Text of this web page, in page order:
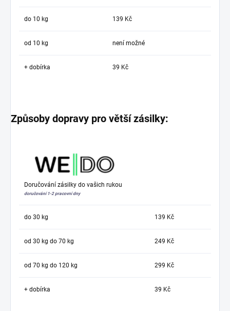
do 10 kg 139 Kč
od 10 kg není možné
+ dobírka 39 Kč
Způsoby dopravy pro větší zásilky:
Doručování zásilky do vašich rukou
doručování 1-2 pracovní dny
do 30 kg 139 Kč
od 30 kg do 70 kg 249 Kč
od 70 kg do 120 kg 299 Kč
+ dobírka 39 Kč